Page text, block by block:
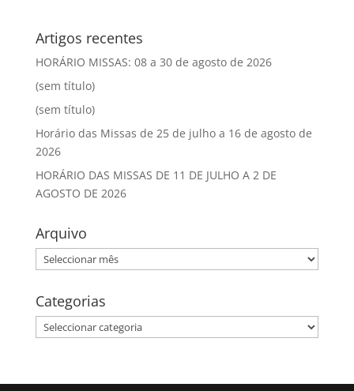
Artigos recentes
HORÁRIO MISSAS: 08 a 30 de agosto de 2026
(sem título)
(sem título)
Horário das Missas de 25 de julho a 16 de agosto de
2026
HORÁRIO DAS MISSAS DE 11 DE JULHO A 2 DE
AGOSTO DE 2026
Arquivo
Arquivo
Categorias
Categorias